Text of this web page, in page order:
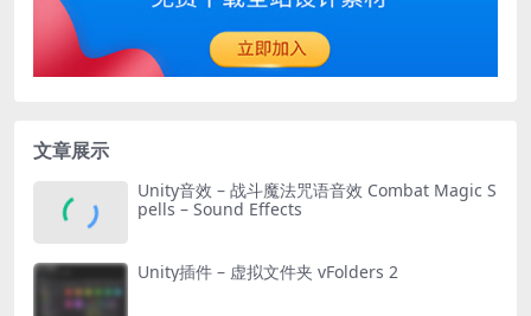
文章展示
Unity音效 – 战斗魔法咒语音效 Combat Magic S
pells – Sound Effects
Unity插件 – 虚拟文件夹 vFolders 2